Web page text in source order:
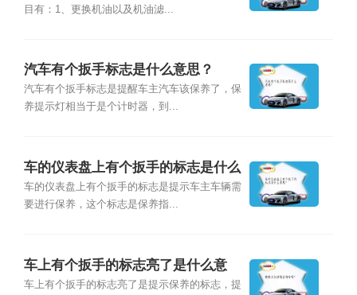
目有：1、更换机油以及机油滤...
汽车有个扳手标志是什么意思？
汽车有个扳手标志是提醒车主汽车该保养了，保
养提示灯相当于是个计时器，到...
车的仪表盘上有个扳手的标志是什么
意思？
车的仪表盘上有个扳手的标志是提示车主车辆需
要进行保养，这个标志是保养指...
车上有个扳手的标志亮了是什么意
思？
车上有个扳手的标志亮了是提示保养的标志，提